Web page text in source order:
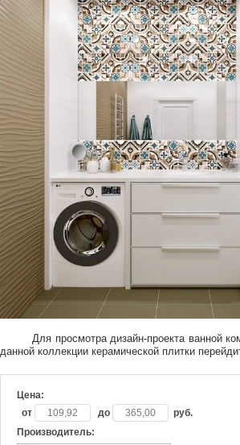
Для просмотра дизайн-проекта ванной
данной коллекции керамической плитки
Цена:
от
до
руб.
Производитель: